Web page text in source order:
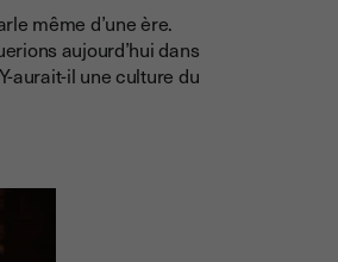
même d’une ère.
aujourd’hui dans
aurait-il une culture du